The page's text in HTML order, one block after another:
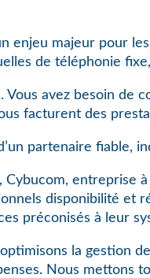
enjeu majeur pour
de téléphonie
avez besoin de
facturent des
partenaire fiable,
entreprise
disponibilité et
préconisés à leur
la gestion
Nous mettons